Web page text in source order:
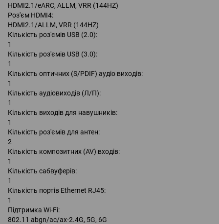
HDMI2.1/eARC, ALLM, VRR (144HZ)
Роз'єм HDMI4:
HDMI2.1/ALLM, VRR (144HZ)
Кількість роз'ємів USB (2.0):
1
Кількість роз'ємів USB (3.0):
1
Кількість оптичних (S/PDIF) аудіо виходів:
1
Кількість аудіовиходів (Л/П):
1
Кількість виходів для навушників:
1
Кількість роз'ємів для антен:
2
Кількість композитних (AV) входів:
1
Кількість сабвуферів:
1
Кількість портів Ethernet RJ45:
1
Підтримка Wi-Fi:
802.11 abgn/ac/ax-2.4G, 5G, 6G